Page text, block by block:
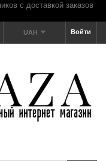
Войти
UAH